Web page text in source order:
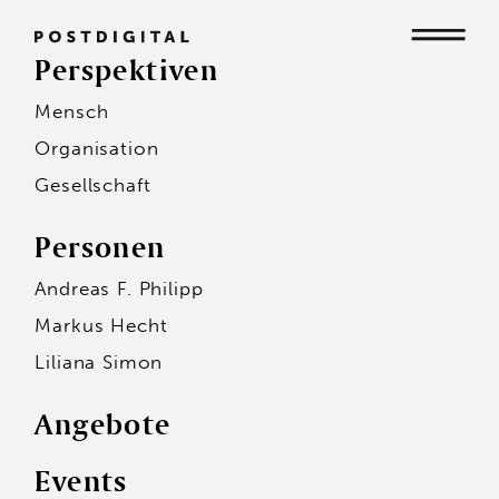
Mensch
Organisation
Gesellschaft
Perspektiven
Mensch
Organisation
Gesellschaft
Personen
Andreas F. Philipp
Markus Hecht
Liliana Simon
Angebote
Events